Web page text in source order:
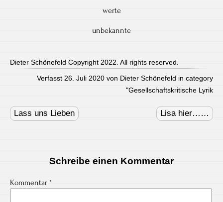
werte
unbekannte
Dieter Schönefeld Copyright 2022. All rights reserved.
Verfasst 26. Juli 2020 von Dieter Schönefeld in category
"Gesellschaftskritische Lyrik
navigation
Lass uns Lieben Lisa hier……
Schreibe einen Kommentar
Kommentar *